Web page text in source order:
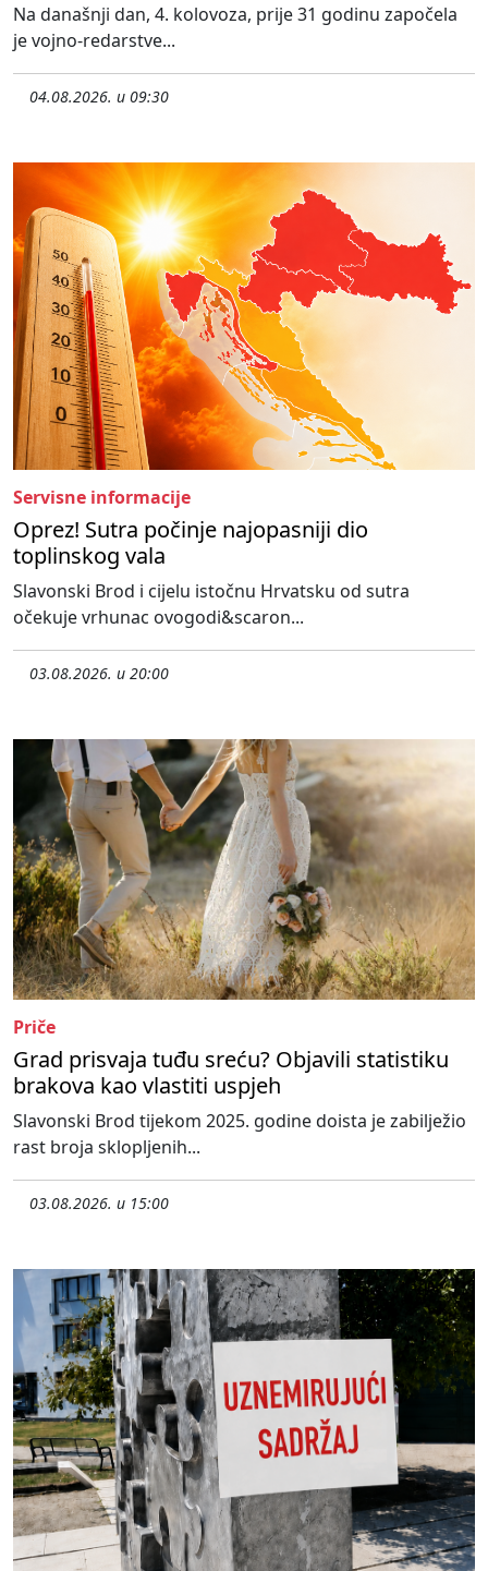
Na današnji dan, 4. kolovoza, prije 31 godinu započela
je vojno-redarstve...
04.08.2026. u 09:30
Servisne informacije
Oprez! Sutra počinje najopasniji dio
toplinskog vala
Slavonski Brod i cijelu istočnu Hrvatsku od sutra
očekuje vrhunac ovogodi&scaron...
03.08.2026. u 20:00
Priče
Grad prisvaja tuđu sreću? Objavili statistiku
brakova kao vlastiti uspjeh
Slavonski Brod tijekom 2025. godine doista je zabilježio
rast broja sklopljenih...
03.08.2026. u 15:00